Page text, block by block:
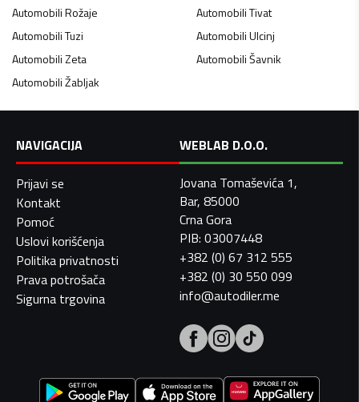
AutomobiliRožaje AutomobiliTivat
AutomobiliTuzi AutomobiliUlcinj
AutomobiliZeta AutomobiliŠavnik
AutomobiliŽabljak
NAVIGACIJA
Prijavi se
Kontakt
Pomoć
Uslovi korišćenja
Politika privatnosti
Prava potrošača
Sigurna trgovina
WEBLAB D.O.O.
Jovana Tomaševića 1,
Bar, 85000
Crna Gora
PIB: 03007448
+382 (0) 67 312 555
+382 (0) 30 550 099
info@autodiler.me